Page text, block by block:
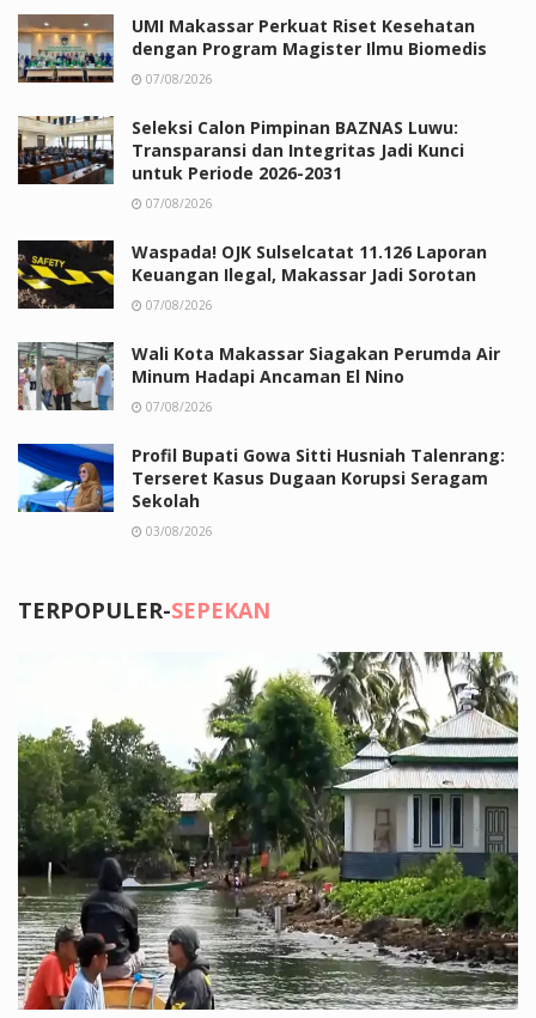
UMI Makassar Perkuat Riset Kesehatan
dengan Program Magister Ilmu Biomedis
07/08/2026
Seleksi Calon Pimpinan BAZNAS Luwu:
Transparansi dan Integritas Jadi Kunci
untuk Periode 2026-2031
07/08/2026
Waspada! OJK Sulselcatat 11.126 Laporan
Keuangan Ilegal, Makassar Jadi Sorotan
07/08/2026
Wali Kota Makassar Siagakan Perumda Air
Minum Hadapi Ancaman El Nino
07/08/2026
Profil Bupati Gowa Sitti Husniah Talenrang:
Terseret Kasus Dugaan Korupsi Seragam
Sekolah
03/08/2026
TERPOPULER-SEPEKAN